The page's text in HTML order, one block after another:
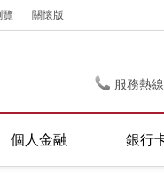
覽 關懷版
服務熱
個人金融 銀行